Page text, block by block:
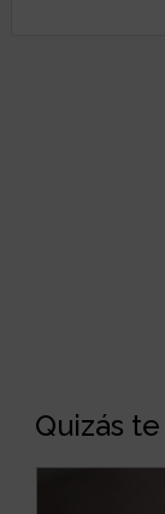
Quizás